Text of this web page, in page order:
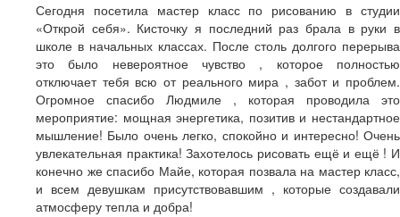
Сегодня посетила мастер класс по рисованию в студии
«Открой себя». Кисточку я последний раз брала в руки в
школе в начальных классах. После столь долгого перерыва
это было невероятное чувство , которое полностью
отключает тебя всю от реального мира , забот и проблем.
Огромное спасибо Людмиле , которая проводила это
мероприятие: мощная энергетика, позитив и нестандартное
мышление! Было очень легко, спокойно и интересно! Очень
увлекательная практика! Захотелось рисовать ещё и ещё ! И
конечно же спасибо Майе, которая позвала на мастер класс,
и всем девушкам присутствовавшим , которые создавали
атмосферу тепла и добра!